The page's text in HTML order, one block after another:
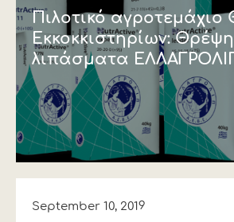
Πιλοτικό αγροτεμάχιο
Εκκοκκιστηρίων:
λιπάσματα
September 10, 2019